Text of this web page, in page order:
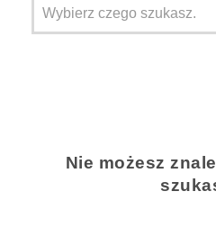
Nie możesz